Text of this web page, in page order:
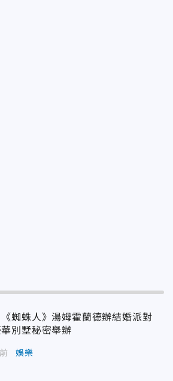
《蜘蛛人》湯姆霍蘭德辦結婚派對
別墅秘密舉辦
娛樂